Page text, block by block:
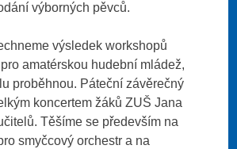
výborných pěvců.
výsledek workshopů
amatérskou hudební mládež,
proběhnou. Páteční závěrečný
koncertem žáků ZUŠ Jana
Těšíme se především na
smyčcový orchestr a na